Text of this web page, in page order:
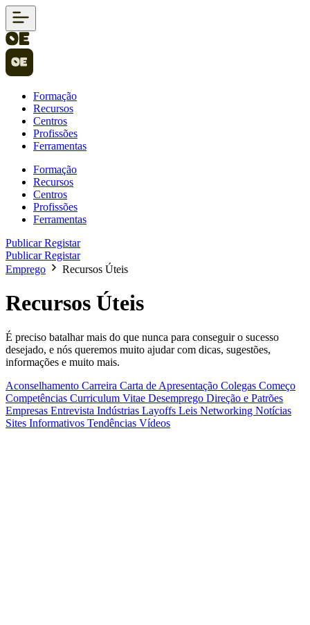
Formação
Recursos
Centros
Profissões
Ferramentas
Formação
Recursos
Centros
Profissões
Ferramentas
PublicarRegistar
PublicarRegistar
Emprego
Recursos Úteis
Recursos Úteis
É preciso batalhar mais do que nunca para conseguir o sucesso
desejado, e nós queremos muito ajudar com dicas, sugestões,
informações e muito mais.
Aconselhamento Carreira Carta de Apresentação Colegas Começo
Competências Curriculum Vitae Desemprego Direção e Patrões
Empresas Entrevista Indústrias Layoffs Leis Networking Notícias
Sites Informativos Tendências Vídeos